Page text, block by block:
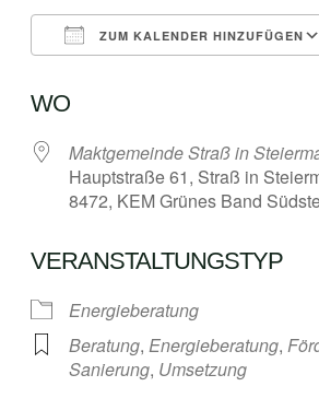
ZUM KALENDER HINZUFÜGEN
WO
Maktgemeinde Straß in
Hauptstraße 61, Straß in
8472, KEM Grünes Band
VERANSTALTUNGSTYP
Energieberatung
Beratung, Energieberatung,
Sanierung, Umsetzung